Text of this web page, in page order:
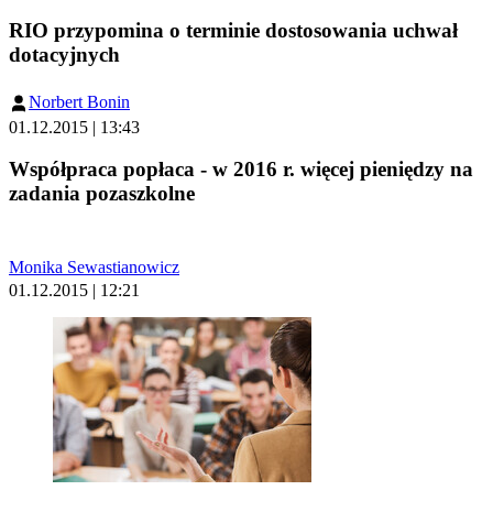
RIO przypomina o terminie dostosowania uchwał
dotacyjnych
Norbert Bonin
01.12.2015 | 13:43
Współpraca popłaca - w 2016 r. więcej pieniędzy na
zadania pozaszkolne
Monika Sewastianowicz
01.12.2015 | 12:21